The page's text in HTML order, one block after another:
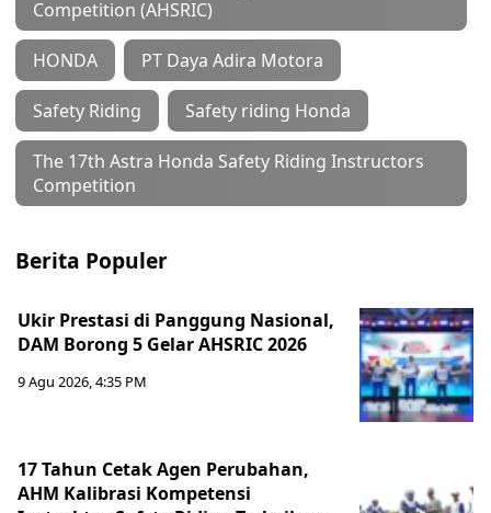
Competition (AHSRIC)
HONDA PT Daya Adira Motora
Safety Riding Safety riding Honda
The 17th Astra Honda Safety Riding Instructors
Competition
Berita Populer
Ukir Prestasi di Panggung Nasional,
DAM Borong 5 Gelar AHSRIC 2026
9 Agu 2026, 4:35 PM
17 Tahun Cetak Agen Perubahan,
AHM Kalibrasi Kompetensi